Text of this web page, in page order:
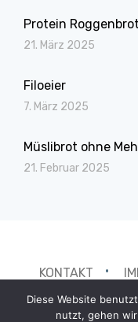
Protein Roggenbrot
21. März 2025
Filoeier
7. März 2025
Müslibrot ohne Mehl
21. Februar 2025
KONTAKT
Diese Website
nutzt, gehen